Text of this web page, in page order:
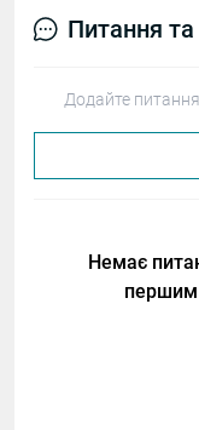
Питання та
Додайте
Немає
першим